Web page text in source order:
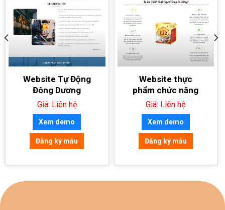
Website Tự Động
Đông Dương
Giá: Liên hệ
Xem demo
Đăng ký mẫu
Website thực
phẩm chức năng
Giá: Liên hệ
Xem demo
Đăng ký mẫu